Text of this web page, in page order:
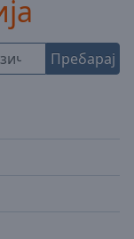
Пребарај